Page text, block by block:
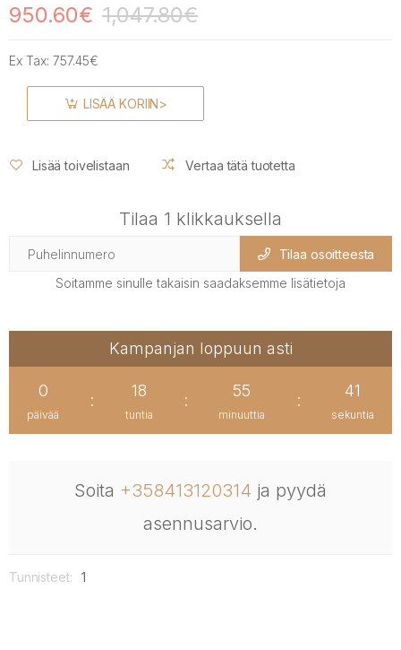
950.60€ 1,047.80€
Ex Tax: 757.45€
LISÄÄ KORIIN>
Lisää toivelistaan Vertaa tätä tuotetta
Tilaa 1 klikkauksella
Tilaa osoitteesta
Soitamme sinulle takaisin saadaksemme lisätietoja
Kampanjan loppuun asti
0
päivää
:
18
tuntia
:
55
minuuttia
:
40
sekuntia
Soita +358413120314 ja pyydä
asennusarvio.
Tunnisteet: 1